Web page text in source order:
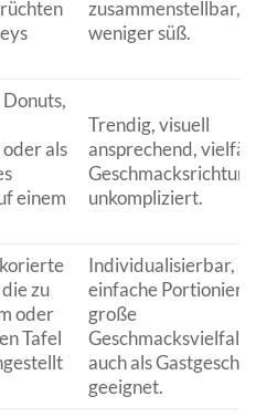
zusammenstellbar,
weniger süß.
als
einem
Trendig, visuell
ansprechend,
unkompliziert.
zu
oder
Tafel
Individualisierbar,
einfache
große
Geschmacksvielfalt,
auch als
geeignet.